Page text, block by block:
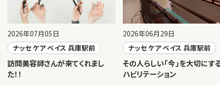
2026年07月05日
ナッセ ケア ベイス 兵庫駅前
訪問美容師さんが来てくれまし
た！！
2026年06月29日
ナッセ ケア ベイス 兵庫駅前
その人らしい「今」を大切にす
ハビリテーション